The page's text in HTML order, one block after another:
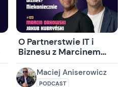
O Partnerstwie IT i
Biznesu z Marcinem
Dakowskim i Jakubem
Kubryńskim
Maciej Aniserowicz
PODCAST